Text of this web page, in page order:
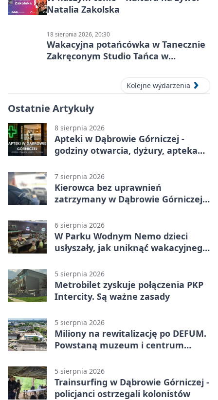
Natalia Zakolska
18 sierpnia 2026, 20:30
Wakacyjna potańcówka w Tanecznie
Zakręconym Studio Tańca w
Kolejne wydarzenia
Ostatnie Artykuły
8 sierpnia 2026
Apteki w Dąbrowie Górniczej -
godziny otwarcia, dyżury, apteka
7 sierpnia 2026
Kierowca bez uprawnień
zatrzymany w Dąbrowie Górniczej.
6 sierpnia 2026
W Parku Wodnym Nemo dzieci
usłyszały, jak uniknąć wakacyjnego
5 sierpnia 2026
Metrobilet zyskuje połączenia PKP
Intercity. Są ważne zasady
5 sierpnia 2026
Miliony na rewitalizację po DEFUM.
Powstaną muzeum i centrum
5 sierpnia 2026
Trainsurfing w Dąbrowie Górniczej -
policjanci ostrzegali kolonistów